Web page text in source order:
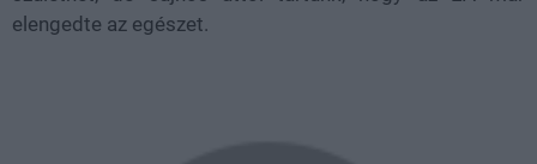
elengedte az egészet.